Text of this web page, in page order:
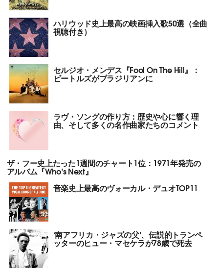
ハリウッド史上最高の映画挿入歌50選（全曲
視聴付き）
セルジオ・メンデス『Fool On The Hill』：
ビートルズがブラジリアンに
ラヴ・ソングの作り方：歴史や心に響く理
由、そして多くの名作曲家たちのコメント
ザ・フー史上たった1週間のチャート1位：1971年発売の
アルバム『Who’s Next』
音楽史上最高のヴォーカル・デュオTOP11
‘南アフリカ・ジャズの父’、伝説的トランペ
ッターのヒュー・マセケラが78歳で死去